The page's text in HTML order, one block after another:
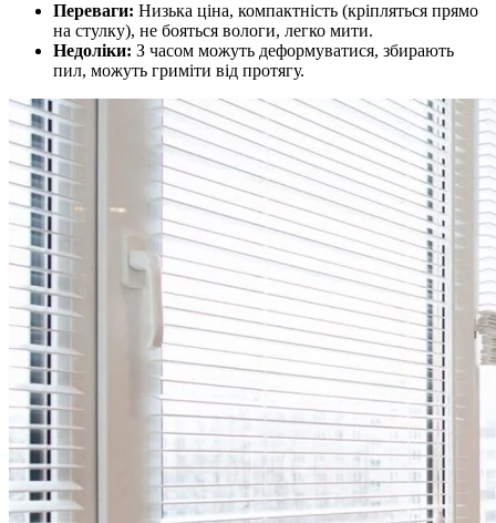
Переваги: Низька ціна, компактність (кріпляться прямо
на стулку), не бояться вологи, легко мити.
Недоліки: З часом можуть деформуватися, збирають
пил, можуть гриміти від протягу.